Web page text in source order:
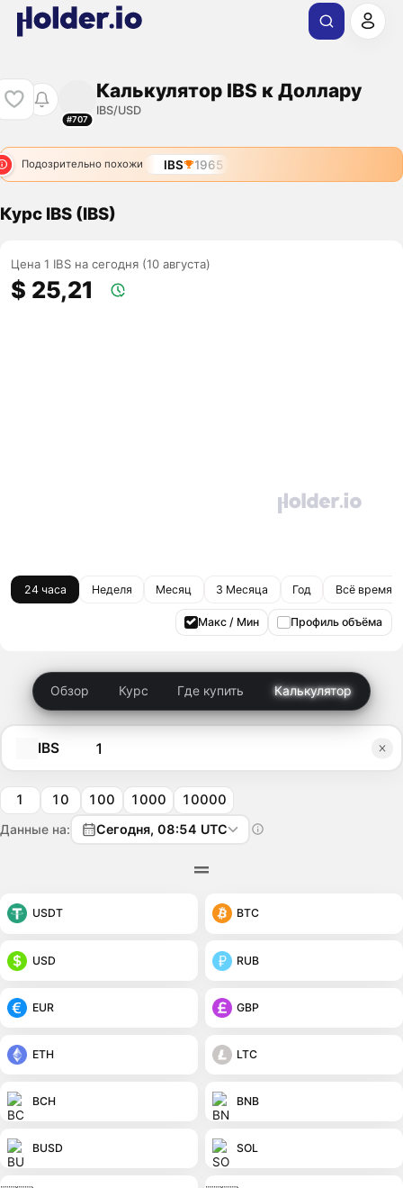
#707
Калькулятор IBS к Доллару
IBS/USD
Подозрительно похожи IBS 1965
Курс IBS (IBS)
Цена 1 IBS на сегодня (10 августа)
$ 25,21
24 часа Неделя Месяц 3 Месяца Год Всё время
Макс / Мин Профиль объёма
Обзор Курс Где купить Калькулятор
IBS
1 10 100 1000 10000
Данные на: Сегодня, 08:54 UTC
USDT BTC
USD RUB
EUR GBP
ETH LTC
BCH BNB
BUSD SOL